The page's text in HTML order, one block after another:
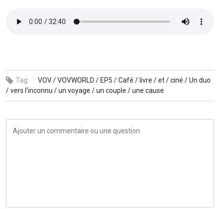
Tag: VOV /VOVWORLD / EP5 /Café / livre /et /ciné /Un duo
/vers l'inconnu /un voyage /un couple /une cause